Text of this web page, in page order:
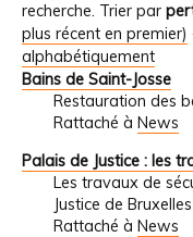
recherche. Trier par
plus récent en premier) ·
alphabétiquement
Bains de Saint-Josse
Restauration des
Rattaché à News
Palais de Justice : les
Les travaux de
Justice de
Rattaché à News